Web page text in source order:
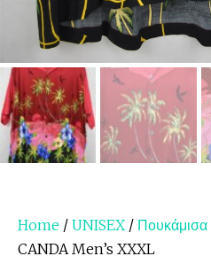
Home / UNISEX/ Πουκάμισα
CANDA Men’s XXXL